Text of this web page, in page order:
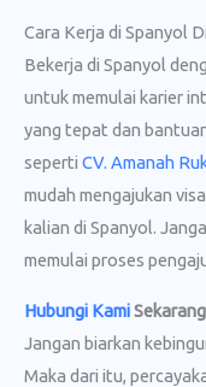
Cara Kerja di Spanyol Di
Bekerja di Spanyol
untuk memulai karier
yang tepat dan
seperti CV. Amanah
mudah mengajukan
kalian di Spanyol.
memulai proses
Hubungi Kami
Jangan biarkan
Maka dari itu,